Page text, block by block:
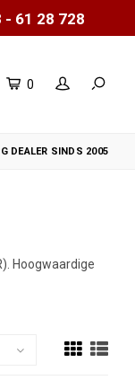
- 61 28 728
0
DEALER SINDS 2005
Hoogwaardige